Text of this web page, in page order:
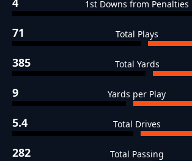
1st Downs from Penalties
71 Total Plays
385 Total Yards
9 Yards per Play
5.4 Total Drives
282 Total Passing